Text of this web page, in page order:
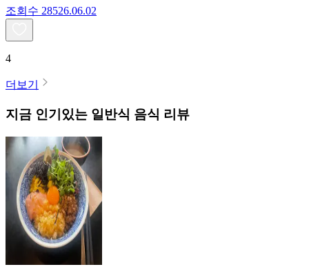
조회수 28526.06.02
4
더보기
지금 인기있는 일반식 음식 리뷰